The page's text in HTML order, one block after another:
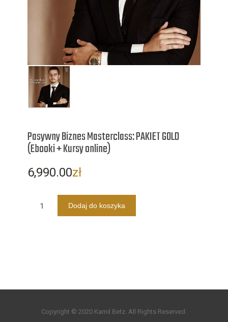
Pasywny Biznes Masterclass: PAKIET GOLD
(Ebooki + Kursy online)
6,990.00zł
Dodaj do koszyka
Copyright © 2020 Kamil Bełz. All Rights Reserved.